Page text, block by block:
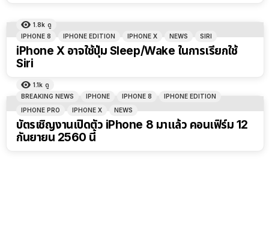
1.8k ดู
IPHONE 8
IPHONE EDITION IPHONE X NEWS SIRI
iPhone X อาจใช้ปุ่ม Sleep/Wake ในการเรียกใช้
Siri
1.1k ดู
BREAKING NEWS
IPHONE IPHONE 8
IPHONE EDITION
IPHONE PRO
IPHONE X NEWS
บัตรเชิญงานเปิดตัว iPhone 8 มาแล้ว คอนเฟิร์ม 12
กันยายน 2560 นี้